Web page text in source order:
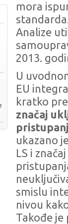
mora
Analize
2013.
U
EU
kratko
značaj
ukazano
LS i
smislu
nivou
Takođe je